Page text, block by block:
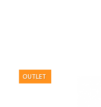
OUTLET